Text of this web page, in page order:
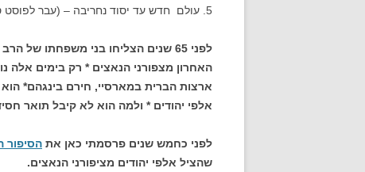
5. עולם חדש עד יסוד נחריבה – (עבר לפוסט סמוך)
לפני 65 שנים הצליחו בני משפחתו
האחרון מצפורני הנאצים * רק בימים אלה
ארצות הברית במארסיי, חירם בינגהם* הוא
אלפי יהודים * ולמה הוא לא קיבל תואר
לפני כחמש שנים פרסמתי כאן את הסיפור
שהציל אלפי יהודים מציפורני הנאצים.